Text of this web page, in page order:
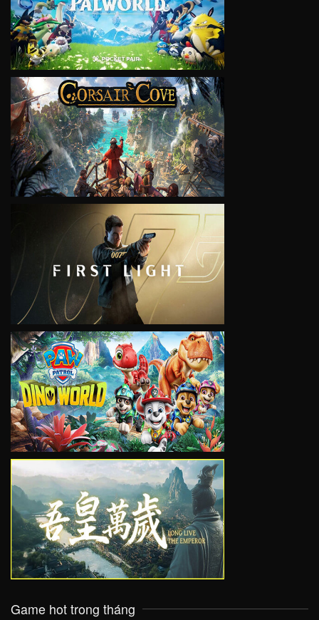
VIEW
VIEW
VIEW
VIEW
VIEW
Game hot trong tháng